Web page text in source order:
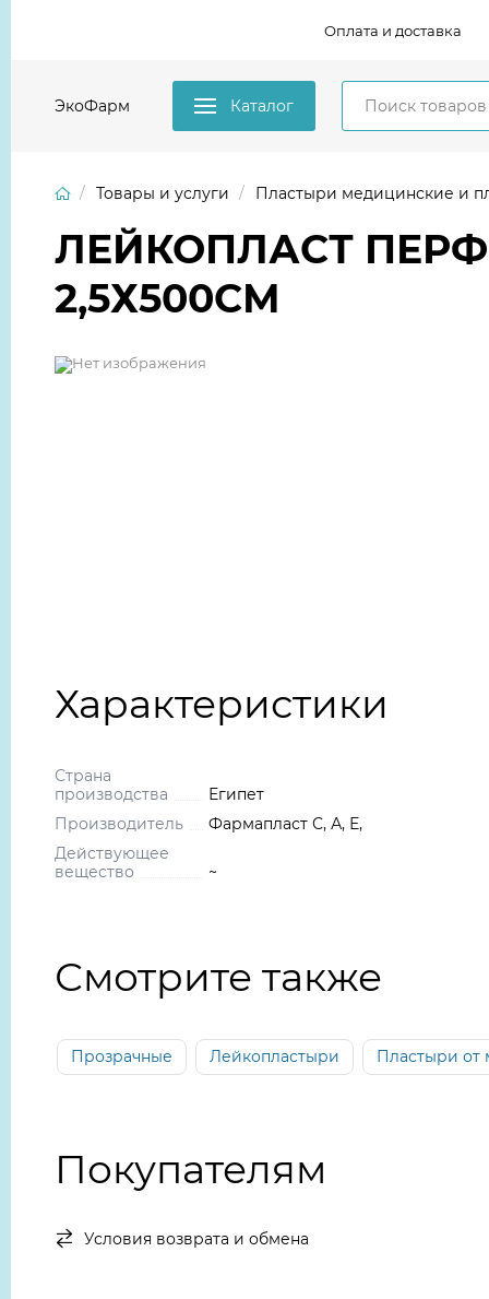
Оплата и доставка
ЭкоФарм Каталог
Товары и услуги Пластыри медицинские и
ЛЕЙКОПЛАСТ
2,5Х500СМ
Характеристики
Страна
производства
Египет
Производитель
Фармапласт С, А, Е,
Действующее
вещество
~
Смотрите также
Прозрачные Лейкопластыри Пластыри от
Покупателям
Условия возврата и обмена